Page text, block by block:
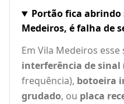
Portão fica
Medeiros, é falha de
Em Vila Medeiros
interferência de sinal
frequência), botoeira
grudado, ou placa